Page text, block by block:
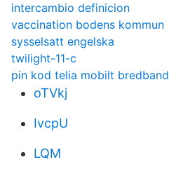
intercambio definicion
vaccination bodens kommun
sysselsatt engelska
twilight-11-c
pin kod telia mobilt bredband
oTVkj
IvcpU
LQM